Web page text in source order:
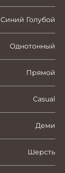
Синий Голубой
Однотонный
Прямой
Casual
Деми
Шерсть